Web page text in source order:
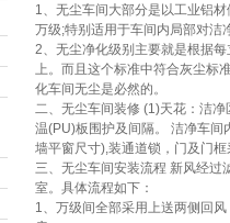
1、无尘车间大部分是以工业铝
万级;特别适用于车间内局部对洁
2、无尘净化级别主要就是根据
上。而且这个标准中符合灰尘
化车间无尘是必然的。
二、无尘车间装修 (1)天花：洁
温(PU)板围护及间隔。 洁净车
墙平窗尺寸),装通道锁，门及门框
三、无尘车间安装流程 新风经
室。具体流程如下：
1、万级间全部采用上送两侧回